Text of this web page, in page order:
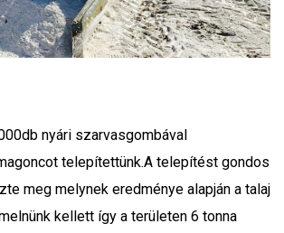
nyári szarvasgombával
telepítettünk.A telepítést gondos
meg melynek eredménye alapján a talaj
kellett így a területen 6 tonna